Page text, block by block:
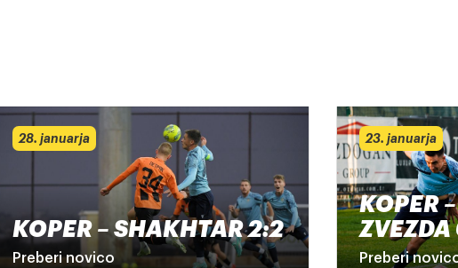
28. januarja
KOPER – SHAKHTAR 2:2
Preberi novico
23. januarja
KOPER
ZVEZDA
Preberi